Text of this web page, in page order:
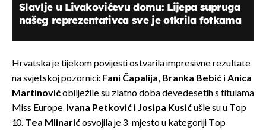
Slavlje u Livakovićevu domu: Lijepa supruga
našeg reprezentativca sve je otkrila fotkama
Hrvatska je tijekom povijesti ostvarila impresivne rezultate
na svjetskoj pozornici: Fani Čapalija, Branka Bebić i Anica
Martinovićobilježile su zlatno doba devedesetih s titulama
Miss Europe. Ivana Petković i Josipa Kusićušle su u Top
10. Tea Mlinarićosvojila je 3. mjesto u kategoriji Top